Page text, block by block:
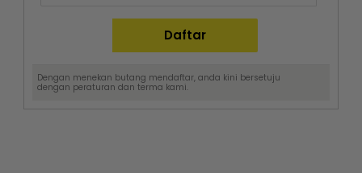
Dengan menekan butang mendaftar, anda kini bersetuju
dengan peraturan dan terma kami.